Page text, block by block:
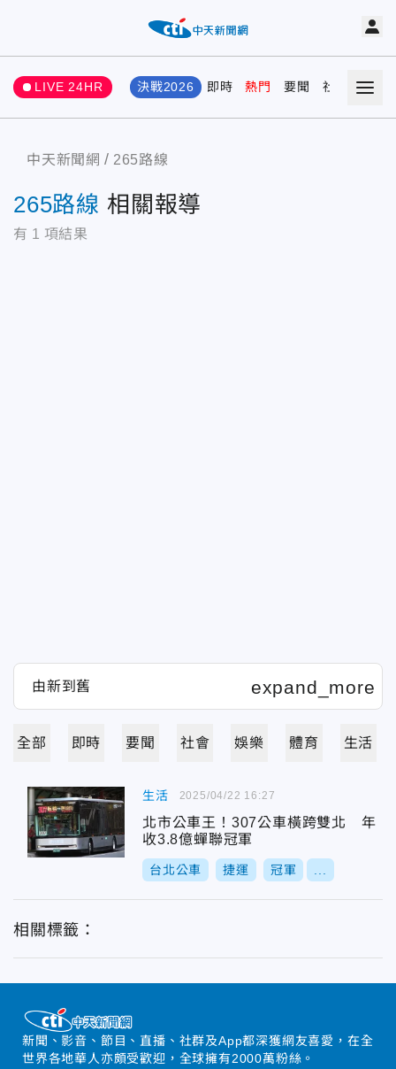
LIVE 24HR 決戰2026 即時 熱門 要聞 社會 娛樂
中天新聞網 265路線
265路線 相關報導
有 1 項結果
全部 即時 要聞 社會 娛樂 體育 生活
生活
北市公車王！307公車橫跨雙北 年
收3.8億蟬聯冠軍
台北公車 捷運 冠軍
2025/04/22 16:27
相關標籤：
新聞、影音、節目、直播、社群及App都深獲網友喜愛，在全
世界各地華人亦頗受歡迎，全球擁有2000萬粉絲。